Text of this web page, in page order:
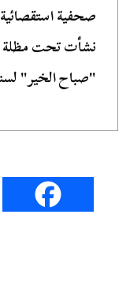
صحفية
نشأت تحت مظلة
"صباح الخير"